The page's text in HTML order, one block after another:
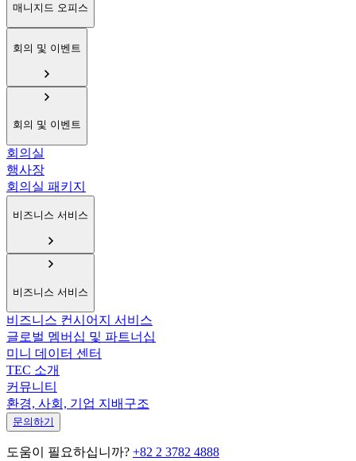
매니지드 오피스
회의 및 이벤트
회의 및 이벤트
회의실
행사장
회의실 패키지
비즈니스 서비스
비즈니스 서비스
비즈니스 컨시어지 서비스
글로벌 멤버십 및 파트너십
미니 데이터 센터
TEC 소개
커뮤니티
환경, 사회, 기업 지배구조
문의하기
도움이 필요하십니까? +82 2 3782 4888